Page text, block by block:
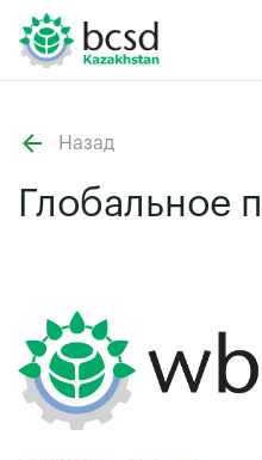
Назад
Глобальное